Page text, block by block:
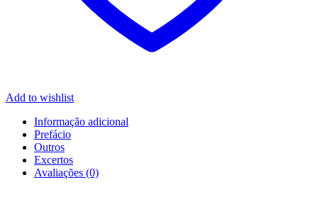
Add to wishlist
Informação adicional
Prefácio
Outros
Excertos
Avaliações (0)